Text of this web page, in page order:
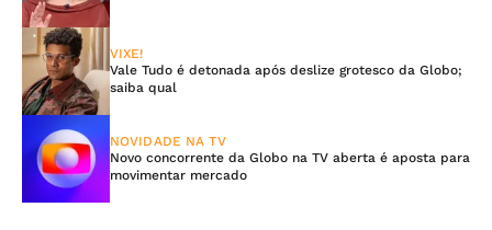
VIXE!
Vale Tudo é detonada após deslize grotesco da Globo;
saiba qual
NOVIDADE NA TV
Novo concorrente da Globo na TV aberta é aposta para
movimentar mercado